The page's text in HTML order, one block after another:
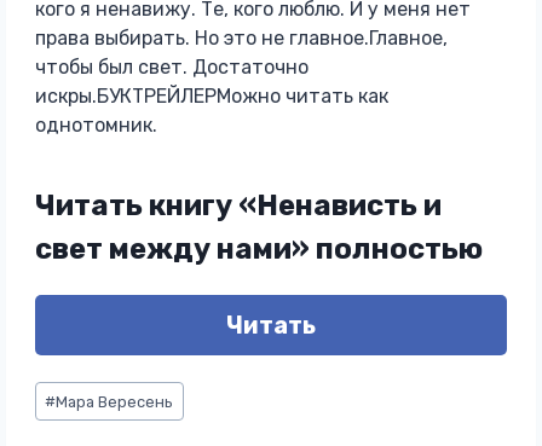
кого я ненавижу. Те, кого люблю. И у меня нет
права выбирать. Но это не главное.Главное,
чтобы был свет. Достаточно
искры.БУКТРЕЙЛЕРМожно читать как
однотомник.
Читать книгу «Ненависть и
свет между нами» полностью
Читать
Метки
записи:
#Мара Вересень